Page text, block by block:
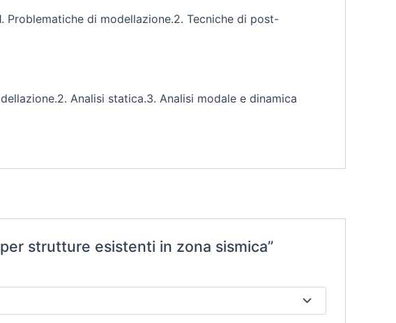
Problematiche di modellazione.2. Tecniche di post-
Analisi statica.3. Analisi modale e dinamica
strutture esistenti in zona sismica”